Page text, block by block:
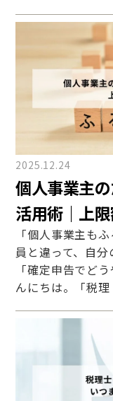
2025.12.24
個人事業主
活用術｜上
「個人事業主も
員と違って、自
「確定申告でど
んにちは。「税理